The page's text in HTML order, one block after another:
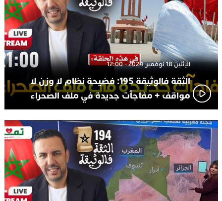
الإثنين 18 نوفمبر 2024 - 12:00
الثقة فالوثيقة 195: فضيحة نظام لا وزن لا
مواقف + مفاجآت جديدة في ملف الصحراء